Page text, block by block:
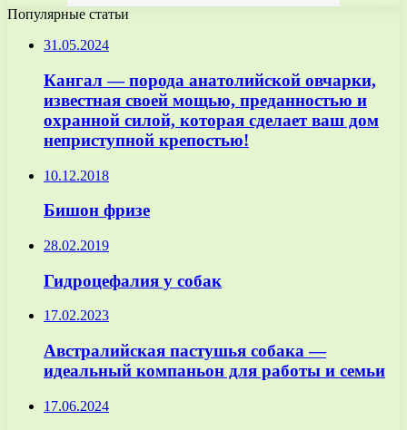
Популярные статьи
31.05.2024
Кангал — порода анатолийской овчарки,
известная своей мощью, преданностью и
охранной силой, которая сделает ваш дом
неприступной крепостью!
10.12.2018
Бишон фризе
28.02.2019
Гидроцефалия у собак
17.02.2023
Австралийская пастушья собака —
идеальный компаньон для работы и семьи
17.06.2024